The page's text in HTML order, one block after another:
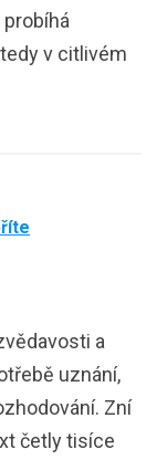
v citlivém
a
uznání,
Zní
četly tisíce